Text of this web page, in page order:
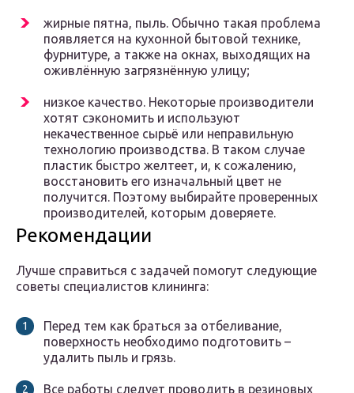
жирные пятна, пыль. Обычно такая проблема
появляется на кухонной бытовой технике,
фурнитуре, а также на окнах, выходящих на
оживлённую загрязнённую улицу;
низкое качество. Некоторые производители
хотят сэкономить и используют
некачественное сырьё или неправильную
технологию производства. В таком случае
пластик быстро желтеет, и, к сожалению,
восстановить его изначальный цвет не
получится. Поэтому выбирайте проверенных
производителей, которым доверяете.
Рекомендации
Лучше справиться с задачей помогут следующие
советы специалистов клининга:
Перед тем как браться за отбеливание,
поверхность необходимо подготовить –
удалить пыль и грязь.
Все работы следует проводить в резиновых